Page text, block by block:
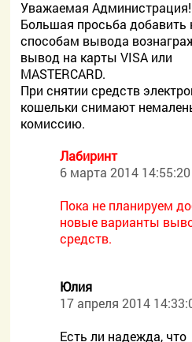
Уважаемая Администрация!
Большая просьба добавить
способам вывода
вывод на карты VISA или
MASTERCARD.
При снятии средств
кошельки снимают
комиссию.
Лабиринт
6 марта 2014 14:55:20
Пока не планируем
новые варианты
средств.
Юлия
17 апреля 2014
Есть ли надежда, что